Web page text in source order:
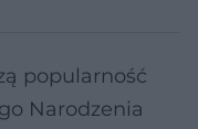
popularność
Narodzenia